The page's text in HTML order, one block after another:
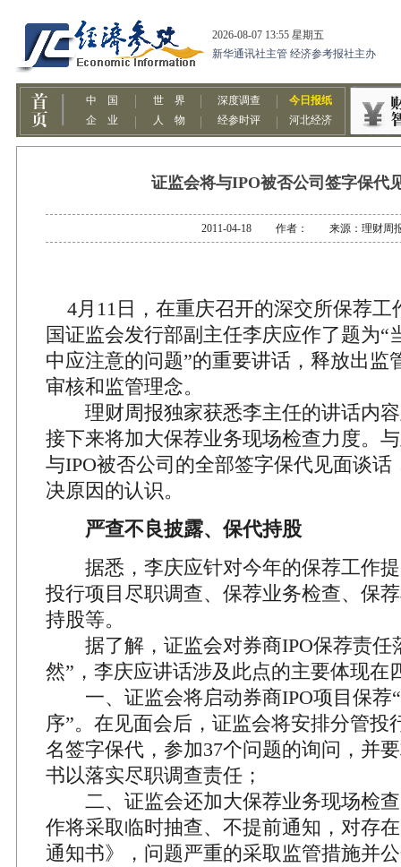
证监会将与IPO被否公司签字保代
2011-04-18 作者： 来源：理财周
4月11日，在重庆召开的深交所保荐工
国证监会发行部副主任李庆应作了题为“
中应注意的问题”的重要讲话，释放出监
审核和监管理念。
理财周报独家获悉李主任的讲话内容
接下来将加大保荐业务现场检查力度。
与IPO被否公司的全部签字保代见面谈话
决原因的认识。
严查不良披露、保代持股
据悉，李庆应针对今年的保荐工作提
投行项目尽职调查、保荐业务检查、保
持股等。
据了解，证监会对券商IPO保荐责任
然”，李庆应讲话涉及此点的主要体现在
一、证监会将启动券商IPO项目保荐
序”。在见面会后，证监会将安排分管投
名签字保代，参加37个问题的询问，并
书以落实尽职调查责任；
二、证监会还加大保荐业务现场检查
作将采取临时抽查、不提前通知，对存
通知书》，问题严重的采取监管措施并